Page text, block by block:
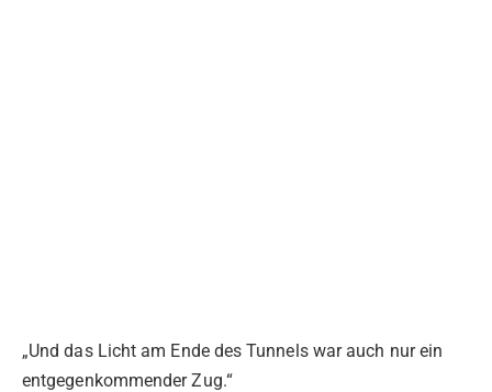
„Und das Licht am Ende des Tunnels war auch nur ein
entgegenkommender Zug.“